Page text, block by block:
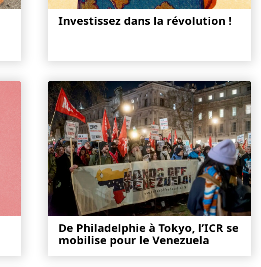
Investissez dans la révolution !
De Philadelphie à Tokyo, l’ICR se
mobilise pour le Venezuela